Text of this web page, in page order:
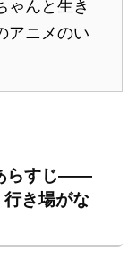
ゃんと生き
アニメのい
らすじ――
き場がな